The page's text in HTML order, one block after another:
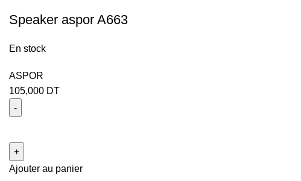
Speaker aspor A663
En stock
ASPOR
105,000 DT
Ajouter au panier